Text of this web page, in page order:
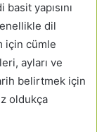
yapısını
dil
için cümle
ayları ve
belirtmek için
oldukça